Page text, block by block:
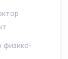
физико-